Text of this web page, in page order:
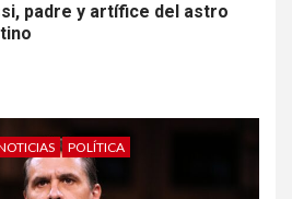
padre y artífice del astro
POLÍTICA